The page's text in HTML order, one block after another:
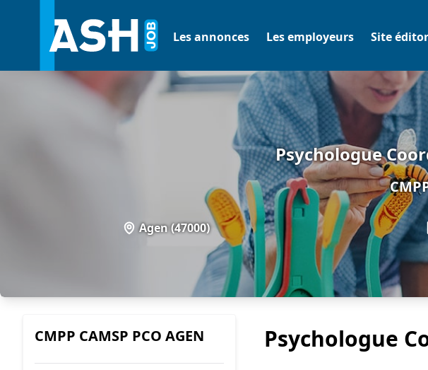
Les annonces Les employeurs Site
Psychologue
Agen (47000)
CMPP CAMSP PCO AGEN Psychologue